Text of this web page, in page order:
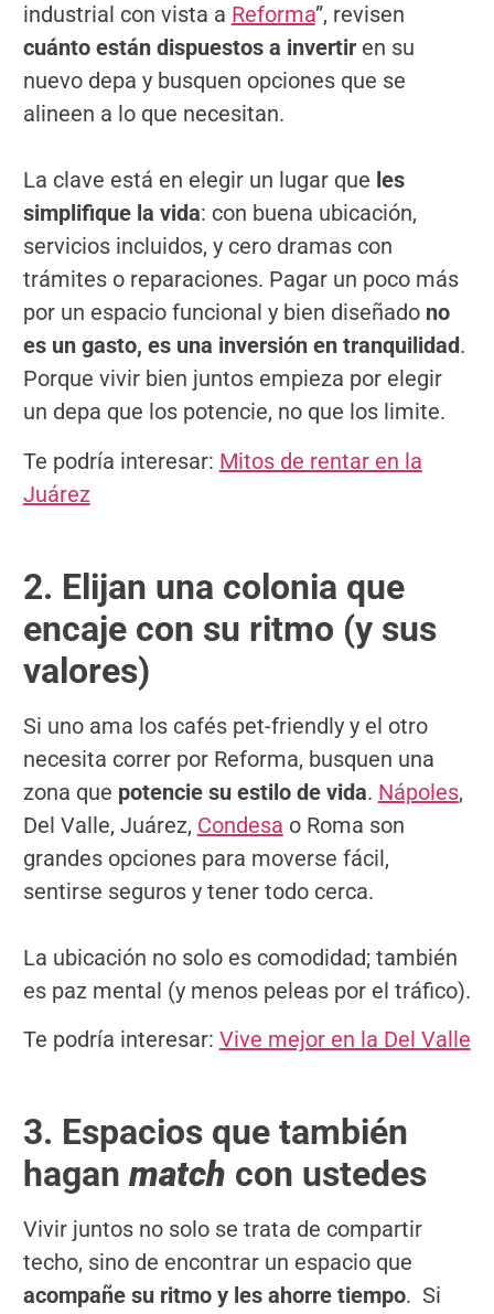
industrial con vista a Reforma”, revisen
cuánto están dispuestos a invertiren su
nuevo depa y busquen opciones que se
alineen a lo que necesitan.
La clave está en elegir un lugar que les
simplifique la vida: con buena ubicación,
servicios incluidos, y cero dramas con
trámites o reparaciones. Pagar un poco más
por un espacio funcional y bien diseñado no
es un gasto, es una inversión en tranquilidad.
Porque vivir bien juntos empieza por elegir
un depa que los potencie, no que los limite.
Te podría interesar: Mitos de rentar en la
Juárez
2. Elijan una colonia que
encaje con su ritmo (y sus
valores)
Si uno ama los cafés pet-friendly y el otro
necesita correr por Reforma, busquen una
zona que potencie su estilo de vida. Nápoles,
Del Valle, Juárez, Condesa o Roma son
grandes opciones para moverse fácil,
sentirse seguros y tener todo cerca.
La ubicación no solo es comodidad; también
es paz mental (y menos peleas por el tráfico).
Te podría interesar: Vive mejor en la Del Valle
3. Espacios que también
hagan match con ustedes
Vivir juntos no solo se trata de compartir
techo, sino de encontrar un espacio que
acompañe su ritmo y les ahorre tiempo. Si